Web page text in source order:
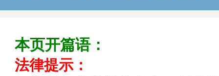
本页开篇语：
法律提示：